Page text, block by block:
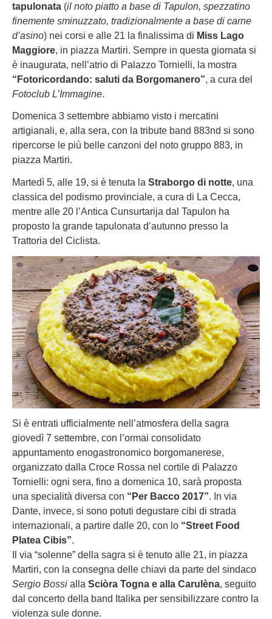
tapulonata (il noto piatto a base di Tapulon, spezzatino
finemente sminuzzato, tradizionalmente a base di carne
d’asino) nei corsi e alle 21 la finalissima di Miss Lago
Maggiore, in piazza Martiri. Sempre in questa giornata si
è inaugurata, nell’atrio di Palazzo Tornielli, la mostra
“Fotoricordando: saluti da Borgomanero”, a cura del
Fotoclub L’Immagine.
Domenica 3 settembre abbiamo visto i mercatini
artigianali, e, alla sera, con la tribute band 883nd si sono
ripercorse le più belle canzoni del noto gruppo 883, in
piazza Martiri.
Martedì 5, alle 19, si è tenuta la Straborgo di notte, una
classica del podismo provinciale, a cura di La Cecca,
mentre alle 20 l’Antica Cunsurtarija dal Tapulon ha
proposto la grande tapulonata d’autunno presso la
Trattoria del Ciclista.
Si è entrati ufficialmente nell’atmosfera della sagra
giovedì 7 settembre, con l’ormai consolidato
appuntamento enogastronomico borgomanerese,
organizzato dalla Croce Rossa nel cortile di Palazzo
Tornielli: ogni sera, fino a domenica 10, sarà proposta
una specialità diversa con “Per Bacco 2017”. In via
Dante, invece, si sono potuti degustare cibi di strada
internazionali, a partire dalle 20, con lo “Street Food
Platea Cibis”.
Il via “solenne” della sagra si è tenuto alle 21, in piazza
Martiri, con la consegna delle chiavi da parte del sindaco
Sergio Bossi alla Sciòra Togna e alla Carulèna, seguito
dal concerto della band Italika per sensibilizzare contro la
violenza sule donne.